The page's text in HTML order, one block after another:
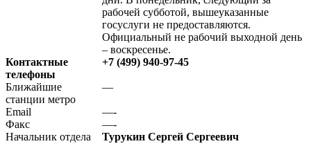
рабочей субботой, вышеуказанные
госуслуги не предоставляются.
Официальный не рабочий выходной день
– воскресенье.
Контактные
телефоны
+7 (499) 940-97-45
Ближайшие
станции метро
—
Email
—-
Факс
—-
Начальник отдела
Турукин Сергей Сергеевич